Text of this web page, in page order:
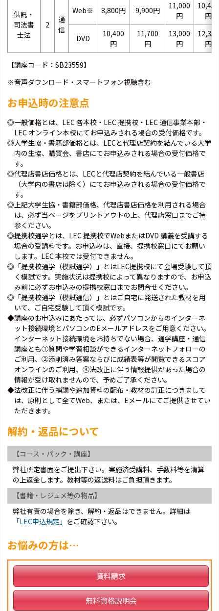
供託・
司法書
士法
2
通
信
Web※ 8,800円 9,900円
11,000
円
10,450
円
DVD
10,400
円
11,700
円
13,000
円
12,350
円
【講座コード：SB23559】
※音声ダウンロード・スマートフォン視聴含む
お申込時の注意点
◎一般価格とは、LEC 各本校・LEC 提携校・LEC 通信事業本部・
LEC オンライン本校にてお申込みされる場合の受付価格です。
◎大学生協・書籍部価格とは、LECと代理店契約を結んでいる大学
内の生協、購買会、書店にてお申込みされる場合の受付価格で
す。
◎代理店書店価格とは、LECと代理店契約を結んでいる一般書店
（大学内の書店は除く）にてお申込みされる場合の受付価格で
す。
◎上記大学生協・書籍部価格、代理店書店価格を利用される場合
は、必ず当ページをプリントアウトの上、代理店窓口までご持
参ください。
◎提携校通学とは、LEC 提携校でWebまたはDVD 講義を受講する
場合の受講料です。お申込みは、直接、提携校窓口にてお願い
します。LEC 本校では受付できません。
◎「提携校通学（模試通学）」とはLEC提携校にて会場受験して頂
く模試です。実施状況は提携校によって異なりますので、お申込
み前に必ずお申込みの提携校窓口までお問合せください。
◎「提携校通学（模試通信）」とはご自宅に発送された教材を用
いて、ご自宅受験して頂く模試です。
◆講座のお申込みにあたっては、必ずパソコンからのインターネ
ット接続環境とパソコンのEメールアドレスをご用意ください。
インターネット接続環境をお持ちでない場合、通学講座・通信
講座とも①質問や学習相談ができるインターネットフォローの
ご利用、②添削済み答案ならびに成績表等が閲覧できるスコア
オンラインのご利用、③法改正に伴う情報提供があった場合の
情報が受け取れませんので、予めご了承ください。
◆法改正に伴う補講や追加資料の配布・教材の訂正につきまして
は、原則として全てWeb、または、Eメールにてご提供させてい
ただきます。
解約・返品について
【コース・パック・講座】
弊社所定書面をご提出下さい。実施済受講料、手数料等を清算
の上返金します。教材等の返送料はご負担頂きます。
【書籍・レジュメ等の物品】
弊社有責の場合を除き、解約・返品はできません。詳細は
「LEC申込規定」 をご確認下さい。
お悩みの方は…
資料請求
無料資格説明会